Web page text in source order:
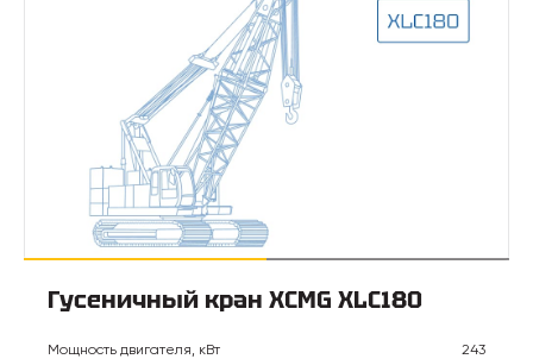
Гусеничный кран XCMG XLC180
Мощность двигателя, кВт 243